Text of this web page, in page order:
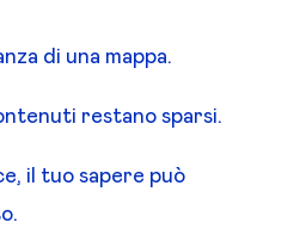
di una mappa.
restano sparsi.
il tuo sapere può